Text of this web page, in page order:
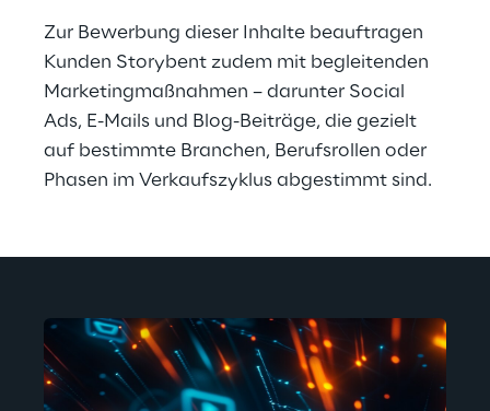
Zur Bewerbung dieser Inhalte beauftragen
Kunden Storybent zudem mit begleitenden
Marketingmaßnahmen – darunter Social
Ads, E-Mails und Blog-Beiträge, die gezielt
auf bestimmte Branchen, Berufsrollen oder
Phasen im Verkaufszyklus abgestimmt sind.